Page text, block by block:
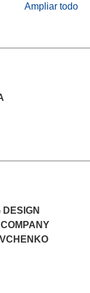
Ampliar todo